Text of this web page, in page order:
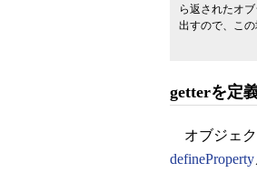
ら返されたオ
出すので、こ
getterを定
オブジェク
defineProperty